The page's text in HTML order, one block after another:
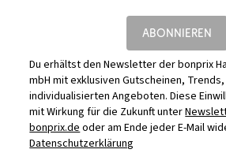
ABONNIEREN
Du erhältst den Newsletter der bonprix
mbH mit exklusiven Gutscheinen,
individualisierten Angeboten. Diese
mit Wirkung für die Zukunft unter
bonprix.deoder am Ende jeder E-Mail
Datenschutzerklärung